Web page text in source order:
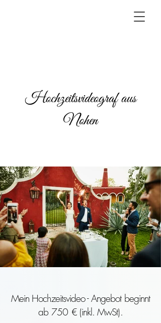
Hochzeitsvideograf aus
Nohen
Mein Hochzeitsvideo - Angebot beginnt
ab 750 € (inkl. MwSt).